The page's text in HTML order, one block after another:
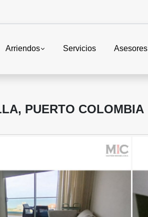
Arriendos Servicios Asesores
PUERTO COLOMBIA